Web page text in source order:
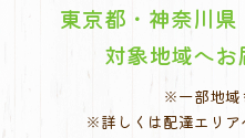
東京都・神奈川
対象地域へお
※一部地域
※詳しくは配達エリア